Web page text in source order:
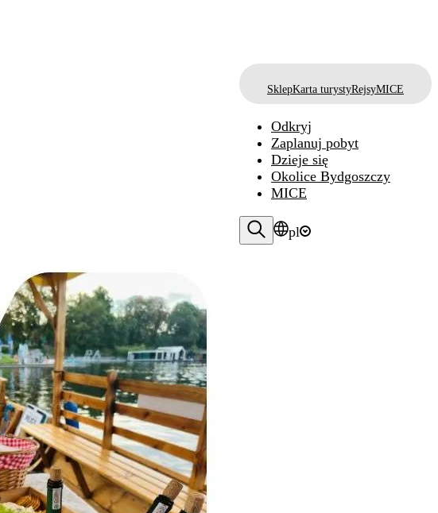
SklepKarta turystyRejsyMICE
Odkryj
Zaplanuj pobyt
Dzieje się
Okolice Bydgoszczy
MICE
pl